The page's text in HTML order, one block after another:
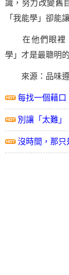
識，努力改變舊
「我能學」卻能
在他們眼裡，
學」才是最聰明
來源：品味遵
每找一個藉口
別讓「太難」
沒時間，那只